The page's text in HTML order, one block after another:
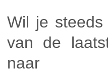
Wil je
van de